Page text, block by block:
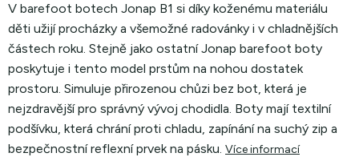
V barefoot botech Jonap B1 si díky koženému materiálu
děti užijí procházky a všemožné radovánky i v chladnějších
částech roku. Stejně jako ostatní Jonap barefoot boty
poskytuje i tento model prstům na nohou dostatek
prostoru. Simuluje přirozenou chůzi bez bot, která je
nejzdravější pro správný vývoj chodidla. Boty mají textilní
podšívku, která chrání proti chladu, zapínání na suchý zip a
bezpečnostní reflexní prvek na pásku. Více informací